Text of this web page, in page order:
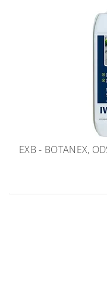
EXB - BOTANEX,